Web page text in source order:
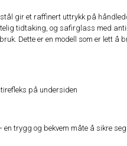
gir et raffinert uttrykk på
tidtaking, og safirglass med
Dette er en modell som er lett å
på undersiden
en trygg og bekvem måte å sikre